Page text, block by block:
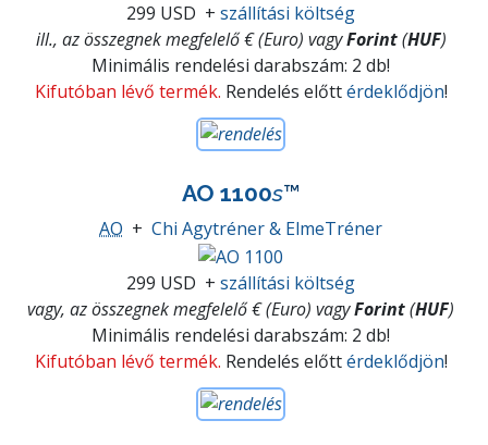
299 USD + szállítási költség
ill., az összegnek megfelelő € (Euro) vagyForint(HUF)
Minimális rendelési darabszám: 2 db!
Kifutóban lévő termék. Rendelés előttérdeklődjön!
AO 1100s™
AO + Chi Agytréner & ElmeTréner
299 USD + szállítási költség
vagy, az összegnek megfelelő € (Euro) vagyForint(HUF)
Minimális rendelési darabszám: 2 db!
Kifutóban lévő termék. Rendelés előttérdeklődjön!